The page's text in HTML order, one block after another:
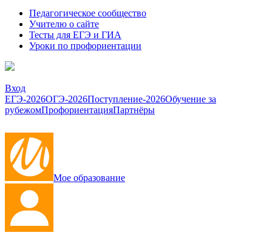
Педагогическое сообщество
Учителю о сайте
Тесты для ЕГЭ и ГИА
Уроки по профориентации
Вход
ЕГЭ-2026ОГЭ-2026Поступление-2026Обучение за
рубежомПрофориентацияПартнёры
Мое образование